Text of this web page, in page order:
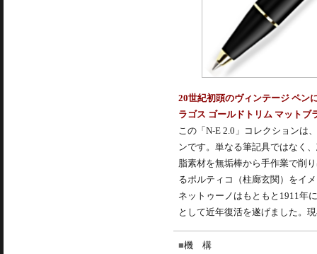
20世紀初頭のヴィンテージ ペン
ラゴス ゴールドトリム マットブ
この「N-E 2.0」コレクションは
ンです。単なる筆記具ではなく
脂素材を無垢棒から手作業で削
るポルティコ（柱廊玄関）をイ
ネットゥーノはもともと1911年
として近年復活を遂げました。
機 構